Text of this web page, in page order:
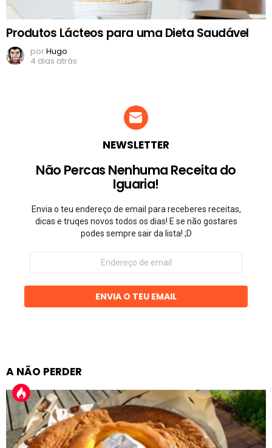
Produtos Lácteos para uma Dieta Saudável
porHugo
4 dias atrás
NEWSLETTER
Não Percas Nenhuma Receita do
Iguaria!
Envia o teu endereço de email para receberes receitas,
dicas e truqes novos todos os dias! E se não gostares
podes sempre sair da lista! ;D
Endereço
email
ENVIA O TEU EMAIL
A NÃO PERDER